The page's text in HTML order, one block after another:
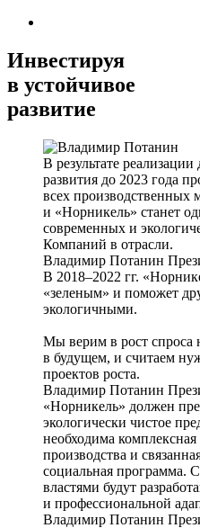
Инвестируя
в устойчивое
развитие
В результате
развития до 2023 года
всех производственных
и «Норникель» станет
современных и
Компаний в отрасли.
Владимир Потанин
В 2018–2022 гг.
«зеленым» и поможет
экологичными.
Мы верим в рост
в будущем, и считаем
проектов роста.
Владимир Потанин
«Норникель» должен
экологически чистое
необходима
производства и
социальная программа.
властями будут
и профессиональной
Владимир Потанин